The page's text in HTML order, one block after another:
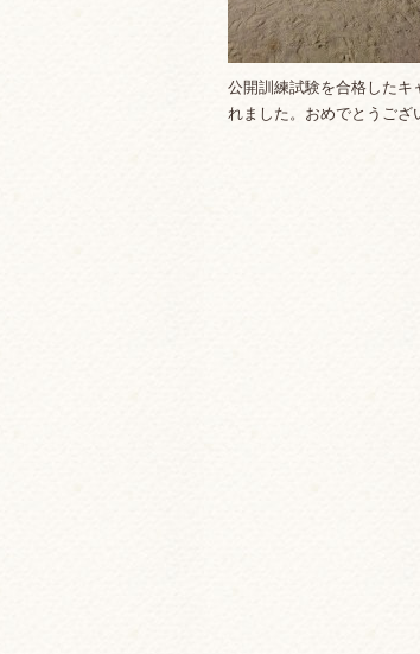
公開訓練試験を合格したキ
れました。おめでとうござ